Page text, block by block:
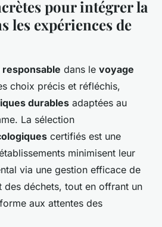
pour intégrer la
les expériences de
dans le voyage
choix précis et réfléchis,
durables adaptées au
La sélection
certifiés est une
minimisent leur
via une gestion efficace de
des déchets, tout en offrant un
aux attentes des